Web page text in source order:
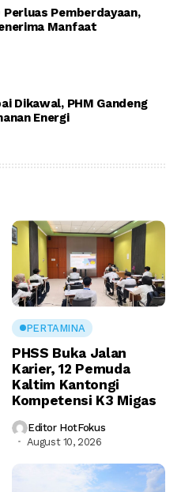
Pemberdayaan,
Manfaat
Dikawal, PHM Gandeng
Energi
PERTAMINA
PHSS Buka Jalan
Karier, 12 Pemuda
Kaltim Kantongi
Kompetensi K3 Migas
Editor HotFokus
August 10, 2026